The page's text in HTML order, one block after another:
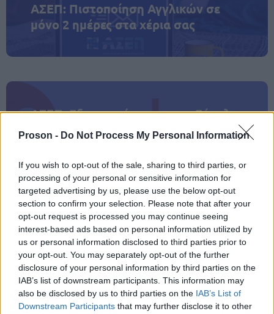
Proson - Do Not Process My Personal Information
If you wish to opt-out of the sale, sharing to third parties, or
processing of your personal or sensitive information for
targeted advertising by us, please use the below opt-out
section to confirm your selection. Please note that after your
opt-out request is processed you may continue seeing
interest-based ads based on personal information utilized by
us or personal information disclosed to third parties prior to
your opt-out. You may separately opt-out of the further
disclosure of your personal information by third parties on the
IAB’s list of downstream participants. This information may
also be disclosed by us to third parties on the IAB’s List of
Downstream Participants that may further disclose it to other
ΑΣΕΠ: Πιστοποίηση Αγγλικών σε
μόνο 2 ημέρες στα χέρια σας
ΑΣΕΠ: Εξ αποστάσεως η πιο Εύκολη
Πιστοποίηση Υπολογιστών σε 2
Μάθε πρώτος όλες τις σημαντικές
ειδήσεις.
Βάλε το proson.gr στα αποτελέσματα
αναζήτησης της Google